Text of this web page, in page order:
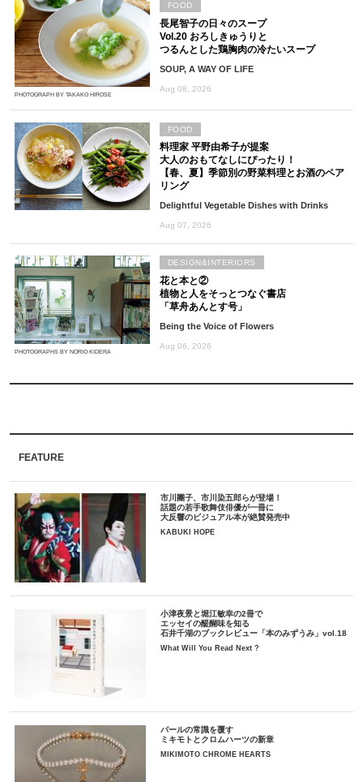
PHOTOGRAPH BY TAKAKO HIROSE
長尾智子の日々のスープ
Vol.20 おろしきゅうりと
つるんとした鶏胸肉の冷たいスープ
SOUP, A WAY OF LIFE
Aug 08, 2026
FOOD
料理家 平野由希子が提案
大人のおもてなしにぴったり！
【春、夏】季節別の野菜料理とお酒のペア
リング
Delightful Vegetable Dishes with Drinks
Aug 07, 2026
FOOD
PHOTOGRAPHS BY NORIO KIDERA
花と本と②
植物と人をそっとつなぐ書店
「草舟あんとす号」
Being the Voice of Flowers
Aug 06, 2026
DESIGN&INTERIORS
FEATURE
市川團子、市川染五郎らが登場！
話題の若手歌舞伎俳優が一冊に
大反響のビジュアル本が絶賛発売中
KABUKI HOPE
小津夜景と堀江敏幸の2冊で
エッセイの醍醐味を知る
石井千湖のブックレビュー「本のみずうみ」vol.18
What Will You Read Next ?
パールの常識を覆す
ミキモトとクロムハーツの新章
MIKIMOTO CHROME HEARTS